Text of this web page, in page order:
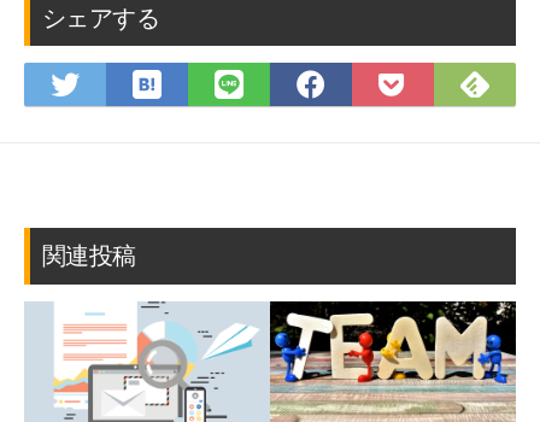
シェアする
Twitter
で
は
て
ク
ー
ク
に
保
存
LINE
で
Facebook
で
Pocket
に
で
関連投稿